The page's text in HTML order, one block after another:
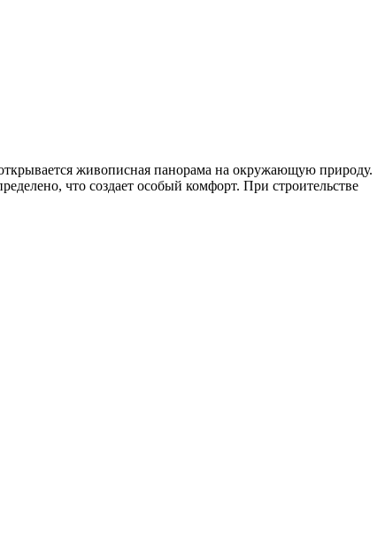
живописная панорама на окружающую природу.
что создает особый комфорт. При строительстве